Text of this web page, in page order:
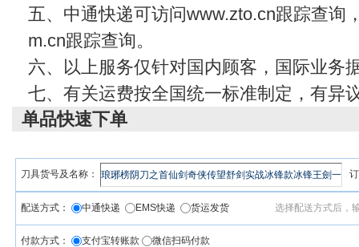
五、中通快递可访问www.zto.cn跟踪查询
m.cn跟踪查询。
六、以上服务仅针对国内顾客，国际业务
七、有关运费按全国统一标准制定，有异
单品快速下单
刀具货号及名称：
配送方式： 中通快递 EMS快递 货运发货 选择配送方式后，
付款方式： 支付宝转账款 微信扫码付款